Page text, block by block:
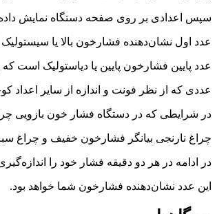
سپس اعدادی بر روی صفحه دستگاه نمایش
عدد اول نشان‌دهنده فشارخون بالا یا
عدد پایین فشار‌خون پایین یا دیاستولیک است
عددی که از نظر فونت و اندازه از سایر
در شرایطی که در دستگاه فشار خون بازویی
چراغ نارنجی بیانگر فشارخون خفیف و چراغ
در ادامه در هر دو دقیقه فشار خود را
این عدد نشان‌دهنده فشارخون شما خواهد بود.